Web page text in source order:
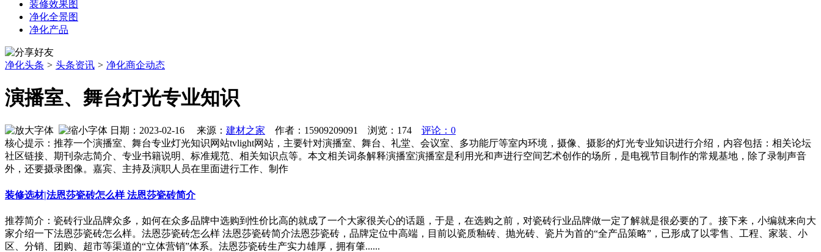
装修效果图
净化全景图
净化产品
净化头条 > 头条资讯 > 净化商企动态
演播室、舞台灯光专业知识
日期：2023-02-16 来源： 建材之家 作者：15909209091 浏览： 174
评论：0
核心提示：推荐一个演播室、舞台专业灯光知识网站tvlight网站，主要针对演播室、舞台、礼堂、会议室、多功能厅等室内环境，摄像、摄影的灯光专业知识进行介绍，内容包括：相关论坛
社区链接、期刊杂志简介、专业书籍说明、标准规范、相关知识点等。本文相关词条解释演播室演播室是利用光和声进行空间艺术创作的场所，是电视节目制作的常规基地，除了录制声音
外，还要摄录图像。嘉宾、主持及演职人员在里面进行工作、制作
装修选材|法恩莎瓷砖怎么样 法恩莎瓷砖简介
推荐简介：瓷砖行业品牌众多，如何在众多品牌中选购到性价比高的就成了一个大家很关心的话题，于是，在选购之前，对瓷砖行业品牌做一定了解就是很必要的了。接下来，小编就来向大
家介绍一下法恩莎瓷砖怎么样。法恩莎瓷砖怎么样 法恩莎瓷砖简介法恩莎瓷砖，品牌定位中高端，目前以瓷质釉砖、抛光砖、瓷片为首的“全产品策略”，已形成了以零售、工程、家装、小
区、分销、团购、超市等渠道的“立体营销”体系。法恩莎瓷砖生产实力雄厚，拥有肇......